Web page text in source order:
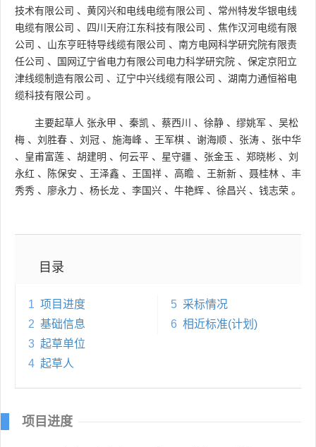
技术有限公司 、 黄冈兴和电线电缆有限公司 、 常州特发华银电线
电缆有限公司 、 四川天府江东科技有限公司 、 焦作汉河电缆有限
公司 、 山东亨旺特导线缆有限公司 、 南方电网科学研究院有限责
任公司 、 国网辽宁省电力有限公司电力科学研究院 、 保定京阳立
津线缆制造有限公司 、 辽宁中兴线缆有限公司 、 湖南力通恒裕电
缆科技有限公司 。
主要起草人 张永甲 、 秦凯 、 蔡西川 、 徐静 、 缪姚军 、 吴松
梅 、 刘胜春 、 刘冠 、 施海峰 、 王军棋 、 谢海顺 、 张涛 、 张中华
、 皇甫富莲 、 胡建明 、 何云平 、 星守疆 、 张金玉 、 郑晓彬 、 刘
永红 、 陈保安 、 王泽鑫 、 王国祥 、 高瞻 、 王新新 、 聂桂林 、 丰
秀秀 、 廖永力 、 杨长龙 、 李国兴 、 牛艳辉 、 徐昌兴 、 钱志荣 。
目录
1 项目进度
2 基础信息
3 起草单位
4 起草人
5 采标情况
6 相近标准(计划)
项目进度